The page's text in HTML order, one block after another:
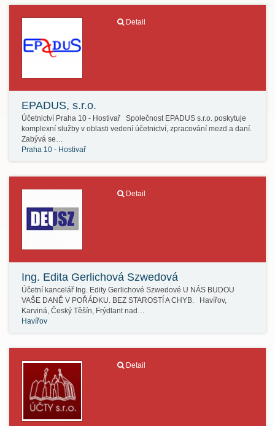
Detail
EPADUS, s.r.o.
Účetnictví Praha 10 - Hostivař Společnost EPADUS s.r.o. poskytuje
komplexní služby v oblasti vedení účetnictví, zpracování mezd a daní.
Zabývá se…
Praha 10 - Hostivař
Detail
Ing. Edita Gerlichová Szwedová
Účetní kancelář Ing. Edity Gerlichové Szwedové U NÁS BUDOU
VAŠE DANĚ V POŘÁDKU. BEZ STAROSTÍ A CHYB. Havířov,
Karviná, Český Těšín, Frýdlant nad…
Havířov
Detail